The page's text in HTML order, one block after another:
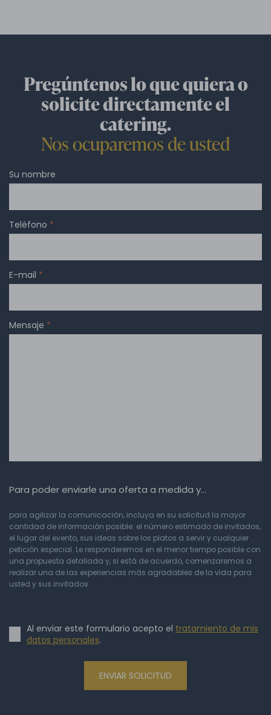
Pregúntenos lo que quiera o
solicite directamente el
catering.
Nos ocuparemos de usted
Su nombre
Teléfono *
E-mail *
Mensaje *
Para poder enviarle una oferta a medida y…
para agilizar la comunicación, incluya en su solicitud la mayor
cantidad de información posible: el número estimado de invitados,
el lugar del evento, sus ideas sobre los platos a servir y cualquier
petición especial. Le responderemos en el menor tiempo posible con
una propuesta detallada y, si está de acuerdo, comenzaremos a
realizar una de las experiencias más agradables de la vida para
usted y sus invitados.
Al enviar este formulario acepto el tratamiento de mis
datos personales.
ENVIAR SOLICITUD